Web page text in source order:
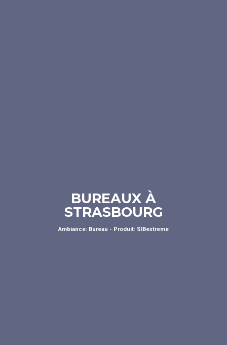
BUREAUX À
STRASBOURG
Ambiance: Bureau - Produit: SIBextreme